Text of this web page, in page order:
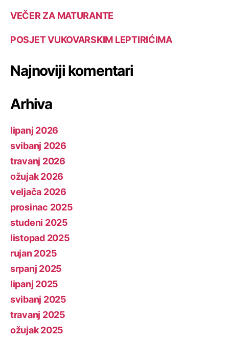
VEČER ZA MATURANTE
POSJET VUKOVARSKIM LEPTIRIĆIMA
Najnoviji komentari
Arhiva
lipanj 2026
svibanj 2026
travanj 2026
ožujak 2026
veljača 2026
prosinac 2025
studeni 2025
listopad 2025
rujan 2025
srpanj 2025
lipanj 2025
svibanj 2025
travanj 2025
ožujak 2025